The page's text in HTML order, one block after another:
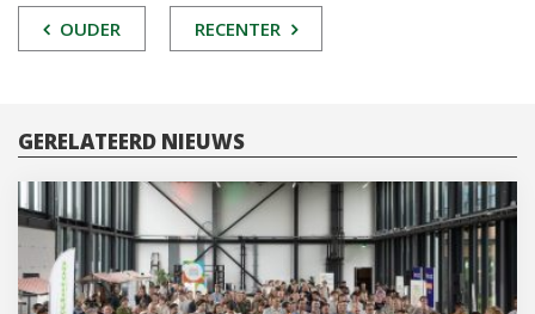
POST
OUDER RECENTER
GERELATEERD NIEUWS